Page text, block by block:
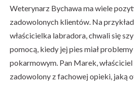
Weterynarz Bychawa ma wiele
zadowolonych klientów. Na
właścicielka labradora, chwali się
pomocą, kiedy jej pies miał problemy
pokarmowym. Pan Marek,
zadowolony z fachowej opieki, jaką